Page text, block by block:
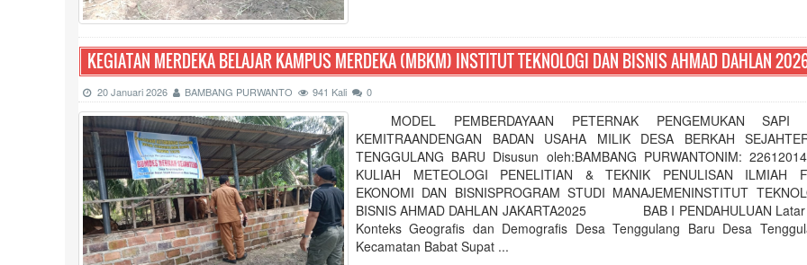
KEGIATAN MERDEKA BELAJAR KAMPUS MERDEKA (MBKM) INSTITUT TEKNOLOGI DAN BISNIS AHMAD DAHLAN
20 Januari 2026 BAMBANG PURWANTO 941 Kali 0
MODEL PEMBERDAYAAN PETERNAK PENGEMUKAN SAPI
KEMITRAANDENGAN BADAN USAHA MILIK DESA BERKAH
TENGGULANG BARU Disusun oleh:BAMBANG PURWANTONIM:
KULIAH METEOLOGI PENELITIAN & TEKNIK PENULISAN ILMIAH
EKONOMI DAN BISNISPROGRAM STUDI MANAJEMENINSTITUT
BISNIS AHMAD DAHLAN JAKARTA2025 BAB I PENDAHULUAN Latar
Konteks Geografis dan Demografis Desa Tenggulang Baru Desa
Kecamatan Babat Supat ...